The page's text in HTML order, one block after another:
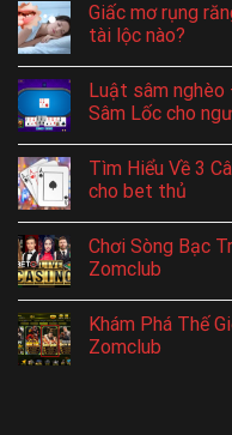
Giấc mơ rụng
tài lộc nào?
Luật sâm nghèo
Sâm Lốc cho
Tìm Hiểu Về 3
cho bet thủ
Chơi Sòng Bạc
Zomclub
Khám Phá Thế
Zomclub